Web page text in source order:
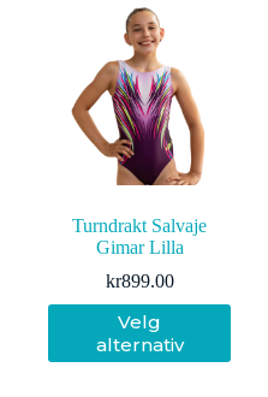
kan
velges
på
produktsiden
Turndrakt Salvaje
Gimar Lilla
kr899.00
Velg
alternativ
Dette
produktet
har